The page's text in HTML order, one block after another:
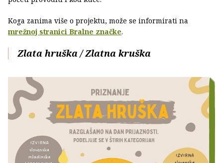
Koga zanima više o projektu, može se informirati na
mrežnoj stranici Bralne značke.
Zlata hruška / Zlatna kruška